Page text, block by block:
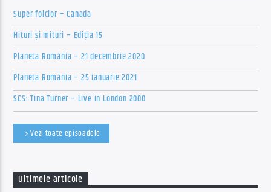
Super folclor – Canada
Hituri și mituri – Ediția 15
Planeta România – 21 decembrie 2020
Planeta România – 25 ianuarie 2021
SCS: Tina Turner – Live in London 2000
Vezi toate episoadele
Ultimele articole